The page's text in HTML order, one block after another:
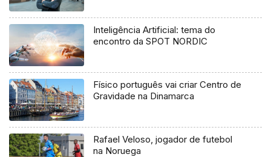
Inteligência Artificial: tema do
encontro da SPOT NORDIC
Físico português vai criar Centro de
Gravidade na Dinamarca
Rafael Veloso, jogador de futebol
na Noruega